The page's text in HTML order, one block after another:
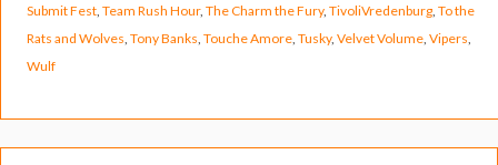
Submit Fest, Team Rush Hour, The Charm the Fury, TivoliVredenburg, To the
Rats and Wolves Tony Banks Touche Amore, Tusky, Velvet Volume, Vipers
Wulf